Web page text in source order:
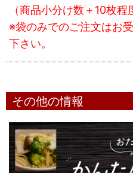
（商品小分け数＋10枚程
※袋のみでのご注文はお
下さい。
その他の情報